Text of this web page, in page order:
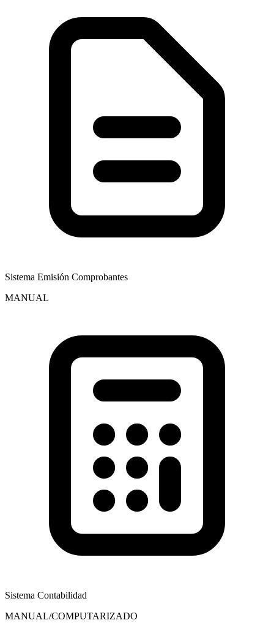
Sistema Emisión Comprobantes
MANUAL
Sistema Contabilidad
MANUAL/COMPUTARIZADO